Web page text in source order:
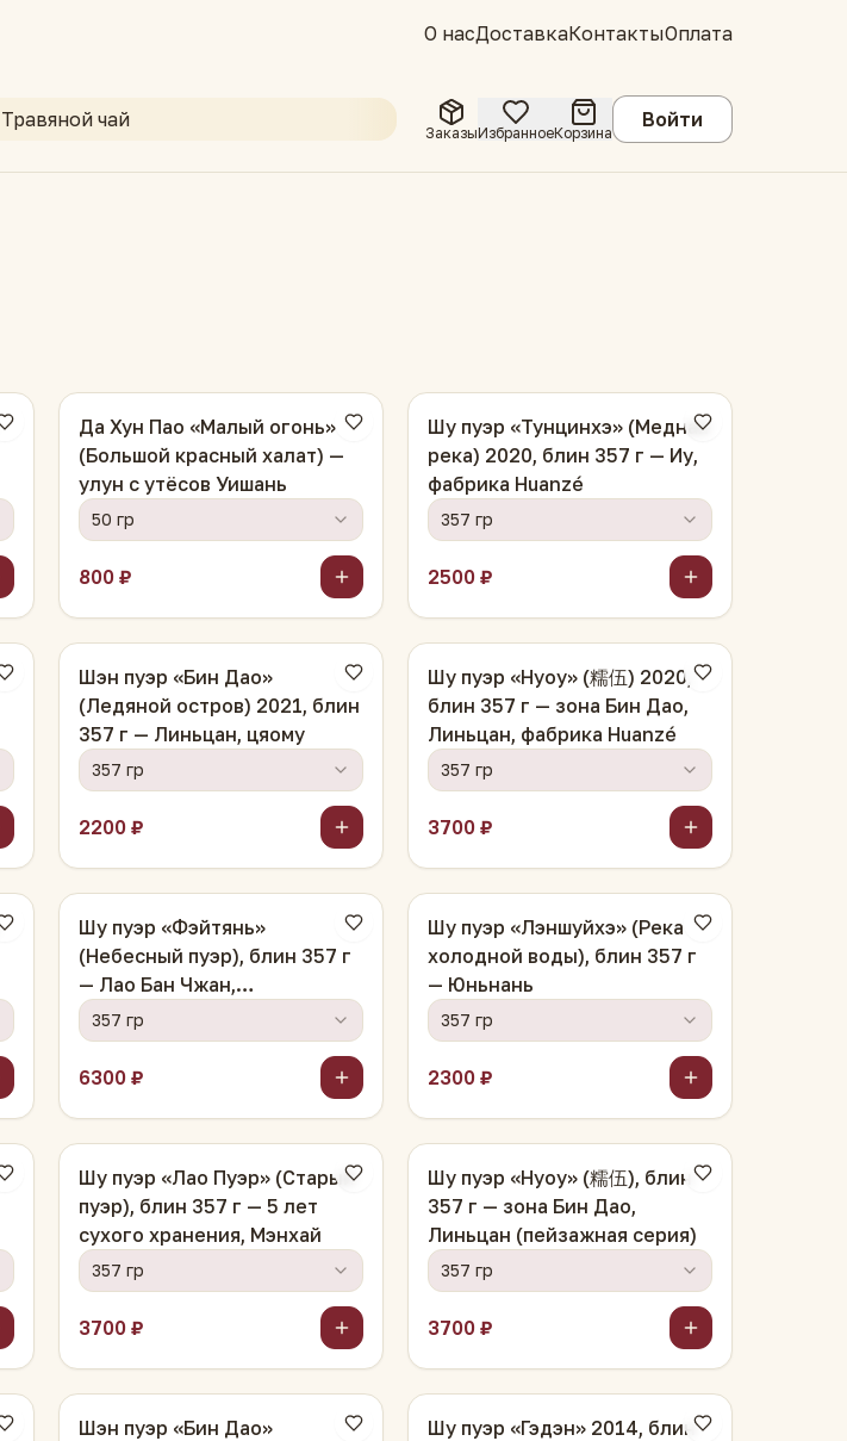
О насДоставкаКонтактыОплата
Травяной чай
ЗаказыИзбранноеКорзина
Войти
Да Хун Пао «Малый огонь»
(Большой красный халат) —
улун с утёсов Уишань
50 гр
800 ₽
Шу пуэр «Тунцинхэ» (Медная
река) 2020, блин 357 г — Иу,
фабрика Huanzé
357 гр
2500 ₽
Шэн пуэр «Бин Дао»
(Ледяной остров) 2021, блин
357 г — Линьцан, цяому
357 гр
2200 ₽
Шу пуэр «Нуоу» (糯伍) 2020,
блин 357 г — зона Бин Дао,
Линьцан, фабрика Huanzé
357 гр
3700 ₽
Шу пуэр «Фэйтянь»
(Небесный пуэр), блин 357 г
— Лао Бан Чжан,
лимитированный выпуск
(388 блинов)
357 гр
6300 ₽
Шу пуэр «Лэншуйхэ» (Река
холодной воды), блин 357 г
— Юньнань
357 гр
2300 ₽
Шу пуэр «Лао Пуэр» (Старый
пуэр), блин 357 г — 5 лет
сухого хранения, Мэнхай
357 гр
3700 ₽
Шу пуэр «Нуоу» (糯伍), блин
357 г — зона Бин Дао,
Линьцан (пейзажная серия)
357 гр
3700 ₽
Шэн пуэр «Бин Дао»
Шу пуэр «Гэдэн» 2014, блин